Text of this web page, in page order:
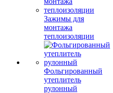
Зажимы для
монтажа
теплоизоляции
Фольгированный
утеплитель
рулонный